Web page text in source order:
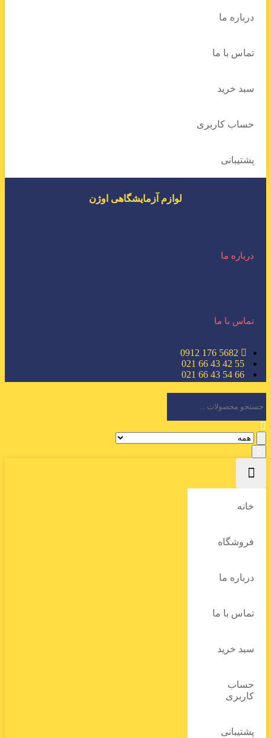
درباره ما
تماس با ما
سبد خرید
حساب کاربری
پشتیبانی
لوازم آزمایشگاهی اوژن
درباره ما
تماس با ما
5682 176 0912
55 42 43 66 021
66 54 43 66 021
خانه
فروشگاه
درباره ما
تماس با ما
سبد خرید
حساب
کاربری
پشتیبانی